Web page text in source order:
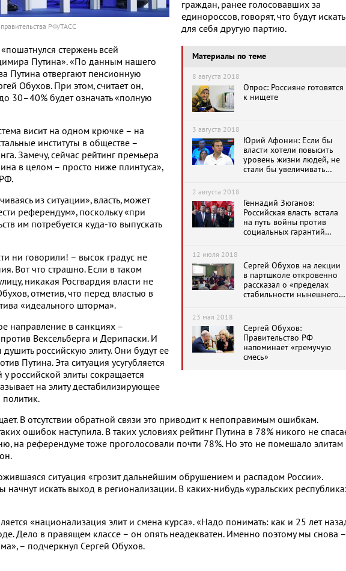
РФ/ТАСС
граждан, ранее голосовавших за
единороссов, говорят, что будут искать
для себя другую партию.
Материалы по теме
8 августа 2018
Опрос: Россияне готовятся
к нищете
3 августа 2018
Юрий Афонин: Если бы
власти хотели повысить
уровень жизни людей, не
стали бы увеличивать
2 августа 2018
Геннадий Зюганов:
Российская власть встала
на путь войны против
социальных гарантий
12 июля 2018
Сергей Обухов на лекции
в партшколе откровенно
рассказал о «пределах
стабильности нынешнего
23 мая 2018
Сергей Обухов:
Правительство РФ
напоминает «гремучую
смесь»
стержень всей
Путина». «По данным нашего
Путина отвергают пенсионную
Обухов. При этом, считает он,
30–40% будет означать «полную
висит на одном крючке – на
институты в обществе –
Замечу, сейчас рейтинг премьера
в целом – просто ниже плинтуса»,
из ситуации», власть, может
референдум», поскольку «при
им потребуется куда-то выпускать
ни говорили! – высок градус не
Вот что страшно. Если в таком
никакая Росгвардия власти не
отметив, что перед властью в
«идеального шторма».
направление в санкциях –
Вексельберга и Дерипаски. И
российскую элиту. Они будут ее
Путина. Эта ситуация усугубляется
российской элиты сокращается
на элиту дестабилизирующее
политик.
В отсутствии обратной связи это приводит к непоправимым ошибкам.
ошибок наступила. В таких условиях рейтинг Путина в 78% никого не
на референдуме тоже проголосовали почти 78%. Но это не помешало элитам
ситуация «грозит дальнейшим обрушением и распадом России».
искать выход в регионализации. В каких-нибудь «уральских
«национализация элит и смена курса». «Надо понимать: как и 25 лет
Дело в правящем классе – он опять неадекватен. Именно поэтому мы снова –
– подчеркнул Сергей Обухов.